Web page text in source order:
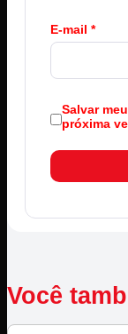
E-mail *
Salvar
próxima
Você